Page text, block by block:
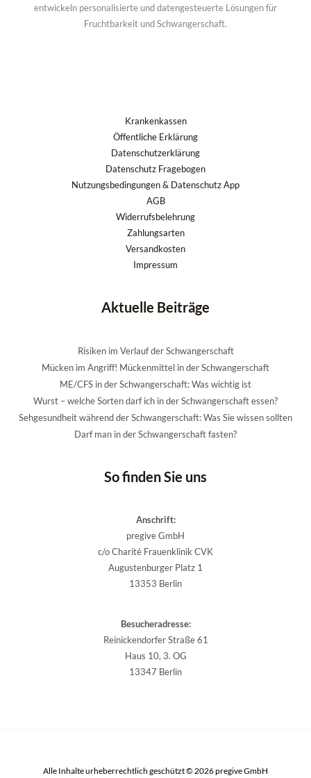
entwickeln personalisierte und datengesteuerte Lösungen für
Fruchtbarkeit und Schwangerschaft.
Krankenkassen
Öffentliche Erklärung
Datenschutzerklärung
Datenschutz Fragebogen
Nutzungsbedingungen & Datenschutz App
AGB
Widerrufsbelehrung
Zahlungsarten
Versandkosten
Impressum
Aktuelle Beiträge
Risiken im Verlauf der Schwangerschaft
Mücken im Angriff! Mückenmittel in der Schwangerschaft
ME/CFS in der Schwangerschaft: Was wichtig ist
Wurst – welche Sorten darf ich in der Schwangerschaft essen?
Sehgesundheit während der Schwangerschaft: Was Sie wissen sollten
Darf man in der Schwangerschaft fasten?
So finden Sie uns
Anschrift:
pregive GmbH
c/o Charité Frauenklinik CVK
Augustenburger Platz 1
13353 Berlin
Besucheradresse:
Reinickendorfer Straße 61
Haus 10, 3. OG
13347 Berlin
Alle Inhalte urheberrechtlich geschützt © 2026 pregive GmbH